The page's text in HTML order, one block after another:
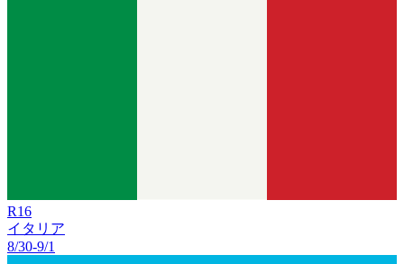
R16
イタリア
8/30-9/1